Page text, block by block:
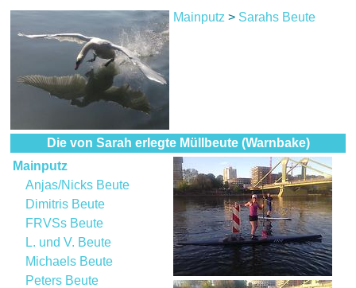
Mainputz > Sarahs Beute
Die von Sarah erlegte Müllbeute (Warnbake)
Mainputz
Anjas/Nicks Beute
Dimitris Beute
FRVSs Beute
L. und V. Beute
Michaels Beute
Peters Beute